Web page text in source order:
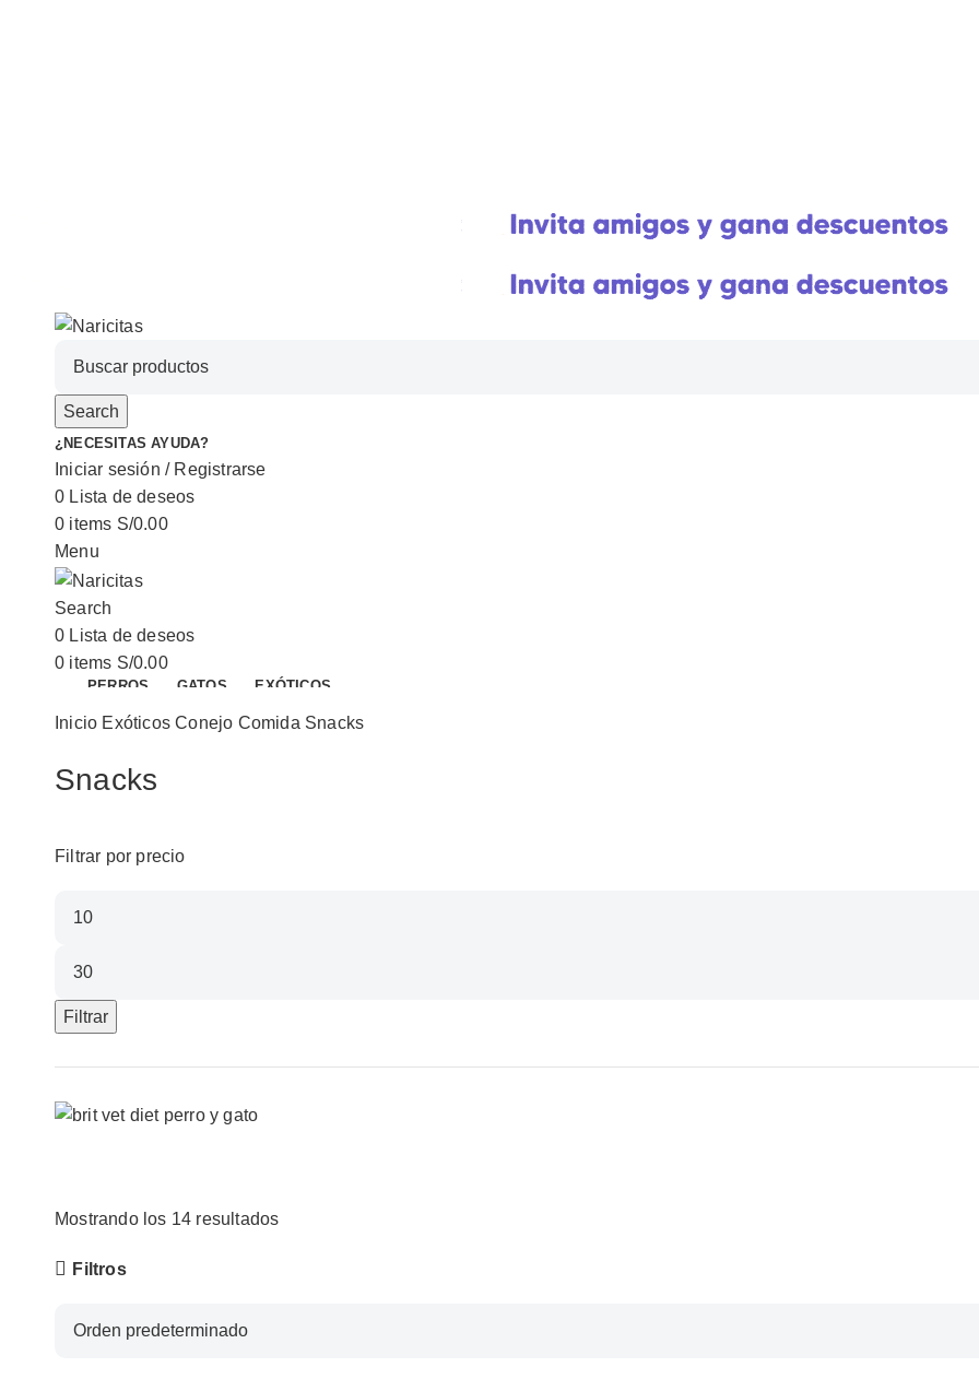
Search
¿NECESITAS AYUDA?
Iniciar sesión / Registrarse
0 Lista de deseos
0 items S/0.00
Menu
Search
0 Lista de deseos
0 items S/0.00
PERROS
Alimento Seco
Marcas
GATOS
Marcas
EXÓTICOS
Inicio ExóticosConejo Comida Snacks
Snacks
Filtrar por precio
Filtrar
Mostrando los 14 resultados
Filtros